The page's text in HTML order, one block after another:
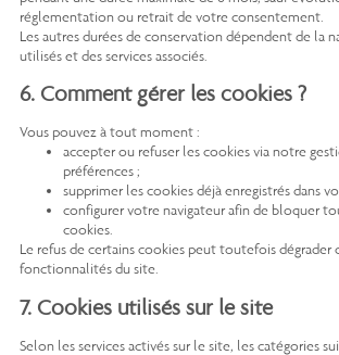
réglementation ou retrait de votre consentement.
Les autres durées de conservation dépendent de la
utilisés et des services associés.
6. Comment gérer les cookies ?
Vous pouvez à tout moment :
accepter ou refuser les cookies via notre
préférences ;
supprimer les cookies déjà enregistrés dans
configurer votre navigateur afin de bloquer
cookies.
Le refus de certains cookies peut toutefois dégrader
fonctionnalités du site.
7. Cookies utilisés sur le site
Selon les services activés sur le site, les catégories